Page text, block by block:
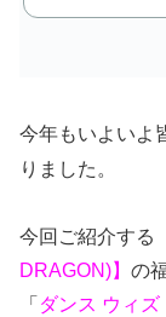
今年もいよいよ
りました。
今回ご紹介する
DRAGON)】 の
「 ダンス ウィズ